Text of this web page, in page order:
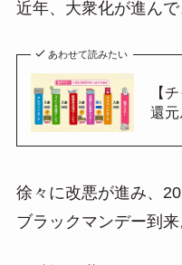
近年、大衆化が進んで
あわせて読みたい
【
還
徐々に改悪が進み、
ブラックマンデー到来